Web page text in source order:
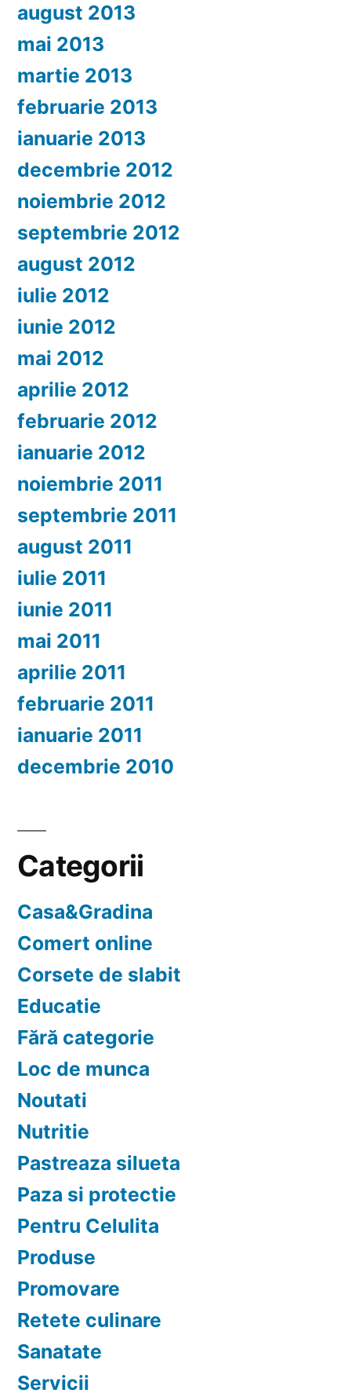
august 2013
mai 2013
martie 2013
februarie 2013
ianuarie 2013
decembrie 2012
noiembrie 2012
septembrie 2012
august 2012
iulie 2012
iunie 2012
mai 2012
aprilie 2012
februarie 2012
ianuarie 2012
noiembrie 2011
septembrie 2011
august 2011
iulie 2011
iunie 2011
mai 2011
aprilie 2011
februarie 2011
ianuarie 2011
decembrie 2010
Categorii
Casa&Gradina
Comert online
Corsete de slabit
Educatie
Fără categorie
Loc de munca
Noutati
Nutritie
Pastreaza silueta
Paza si protectie
Pentru Celulita
Produse
Promovare
Retete culinare
Sanatate
Servicii